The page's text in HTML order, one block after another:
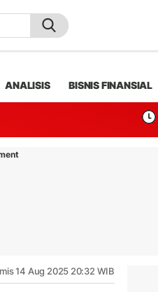
ANALISIS BISNIS FINANSIAL
14 Aug 2025 20:32 WIB